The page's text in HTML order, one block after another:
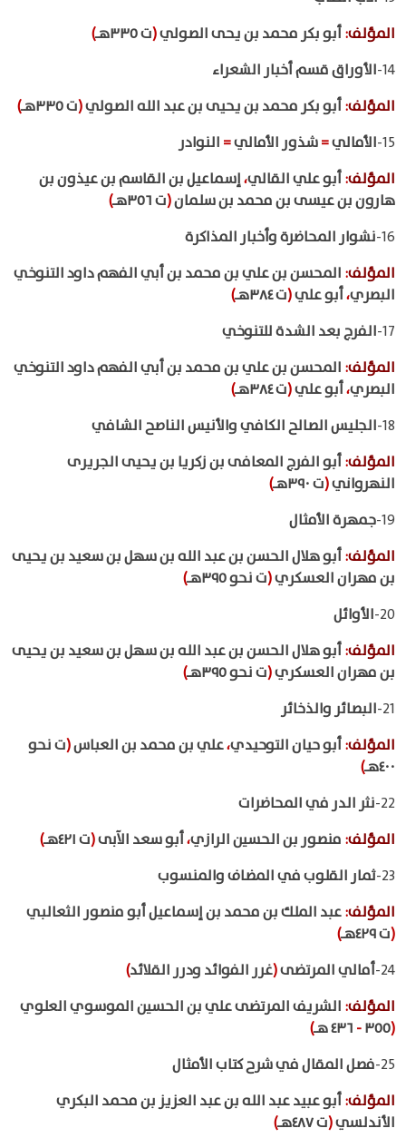
المؤلف:أبو بكر محمد بن يحى الصولي(ت ٣٣٥هـ
)
14- الأوراق قسم أخبار الشعراء
المؤلف:أبو بكر محمد بن يحيى بن عبد الله الصولي(ت ٣٣٥هـ
)
15- الأمالي=شذور الأمالي= النوادر
المؤلف:أبو علي القالي،إسماعيل بن القاسم بن عيذون بن
هارون بن عيسى بن محمد بن سلمان(ت ٣٥٦هـ
)
16- نشوار المحاضرة وأخبار المذاكرة
المؤلف: المحسن بن علي بن محمد بن أبي الفهم داود التنوخي
البصري،أبو علي(ت ٣٨٤هـ
)
17- الفرج بعد الشدة للتنوخي
المؤلف: المحسن بن علي بن محمد بن أبي الفهم داود التنوخي
البصري،أبو علي(ت ٣٨٤هـ
)
18- الجليس الصالح الكافي والأنيس الناصح الشافي
المؤلف:أبو الفرج المعافى بن زكريا بن يحيى الجريرى
النهرواني(ت ٣٩٠هـ
)
19- جمهرة الأمثال
المؤلف:أبو هلال الحسن بن عبد الله بن سهل بن سعيد بن يحيى
بن مهران العسكري(ت نحو ٣٩٥هـ
)
20- الأوائل
المؤلف:أبو هلال الحسن بن عبد الله بن سهل بن سعيد بن يحيى
بن مهران العسكري(ت نحو ٣٩٥هـ
)
21- البصائر والذخائر
المؤلف:أبو حيان التوحيدي،علي بن محمد بن العباس(ت نحو
٤٠٠هـ
)
22- نثر الدر في المحاضرات
المؤلف: منصور بن الحسين الرازي،أبو سعد الآبى(ت ٤٢١هـ
)
23- ثمار القلوب في المضاف والمنسوب
المؤلف:عبد الملك بن محمد بن إسماعيل أبو منصور الثعالبي
(ت ٤٢٩هـ
)
24- أمالي المرتضى(غرر الفوائد ودرر القلائد)
المؤلف: الشريف المرتضى علي بن الحسين الموسوي العلوي
(٣٥٥-
)
25- فصل المقال في شرح كتاب الأمثال
المؤلف:أبو عبيد عبد الله بن عبد العزيز بن محمد البكري
الأندلسي(ت ٤٨٧هـ
)